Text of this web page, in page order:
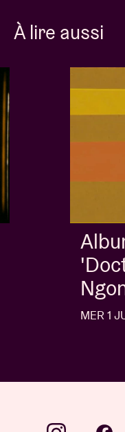
À lire aussi
Album of
'Doctrine
Ngonda
MER 1 JUIL 26 |